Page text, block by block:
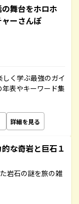
舞台をホロホ
ーさんぽ
く学ぶ最強のガイ
表やキーワード集
詳細を見る
な奇岩と巨石１
岩石の謎を旅の雑